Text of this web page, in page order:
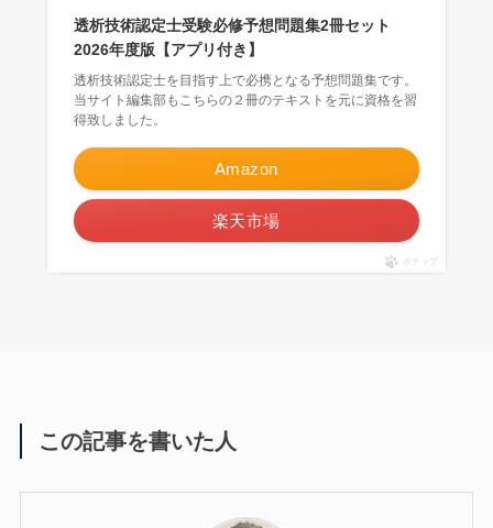
透析技術認定士受験必修予想問題集2冊セット
2026年度版【アプリ付き】
透析技術認定士を目指す上で必携となる予想問題集です。
当サイト編集部もこちらの２冊のテキストを元に資格を習
得致しました。
Amazon
楽天市場
ポチップ
この記事を書いた人